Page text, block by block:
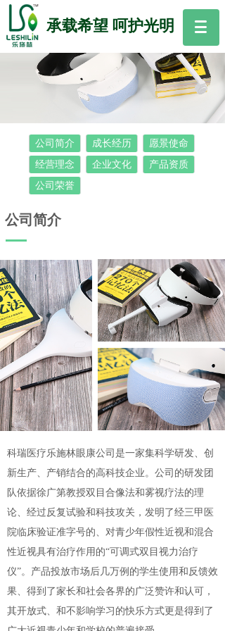
承载希望 呵护光明
公司简介 成长经历
愿景使命
经营理念
企业文化
产品资质
公司荣誉
公司简介
科瑞医疗乐施林眼康公司是一家集科学研发、创
新生产、产销结合的高科技企业。公司的研发团
队依据徐广第教授双目合像法和雾视疗法的理
论、经过反复试验和科技攻关，发明了经三甲医
院临床验证准字号的、对青少年假性近视和混合
性近视具有治疗作用的“可调式双目视力治疗
仪”。产品投放市场后几万例的学生使用和反馈效
果、得到了家长和社会各界的广泛赞许和认可，
其开放式、和不影响学习的快乐方式更是得到了